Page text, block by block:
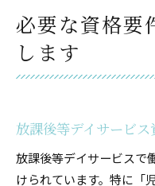
必要な資格要
します
放課後等デイサービ
放課後等デイサービスで
けられています。特に「